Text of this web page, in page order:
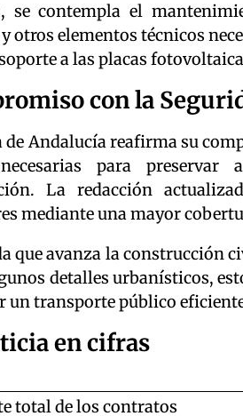
se contempla el
otros elementos técnicos
a las placas
con la
de Andalucía reafirma su
para preservar
La redacción
mediante una mayor
que avanza la construcción
detalles urbanísticos,
un transporte público
en cifras
total de los contratos